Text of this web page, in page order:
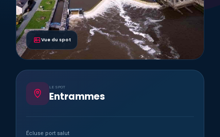
Vue du spot
LE SPOT
Entrammes
Écluse port salut